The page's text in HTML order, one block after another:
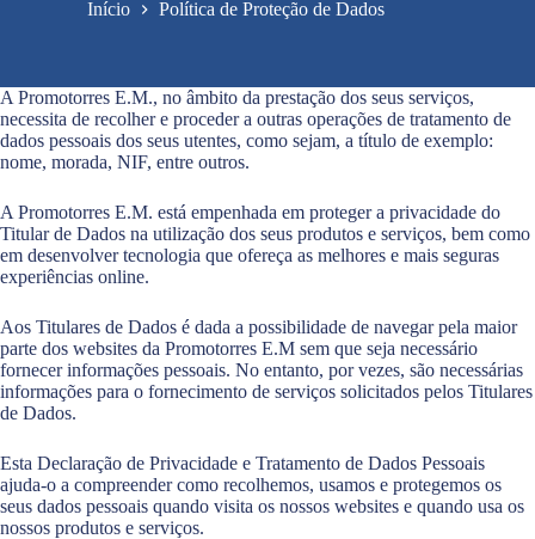
Início Política de Proteção de Dados
A Promotorres E.M., no âmbito da prestação dos seus serviços,
necessita de recolher e proceder a outras operações de tratamento de
dados pessoais dos seus utentes, como sejam, a título de exemplo:
nome, morada, NIF, entre outros.
A Promotorres E.M. está empenhada em proteger a privacidade do
Titular de Dados na utilização dos seus produtos e serviços, bem como
em desenvolver tecnologia que ofereça as melhores e mais seguras
experiências online.
Aos Titulares de Dados é dada a possibilidade de navegar pela maior
parte dos websites da Promotorres E.M sem que seja necessário
fornecer informações pessoais. No entanto, por vezes, são necessárias
informações para o fornecimento de serviços solicitados pelos Titulares
de Dados.
Esta Declaração de Privacidade e Tratamento de Dados Pessoais
ajuda-o a compreender como recolhemos, usamos e protegemos os
seus dados pessoais quando visita os nossos websites e quando usa os
nossos produtos e serviços.